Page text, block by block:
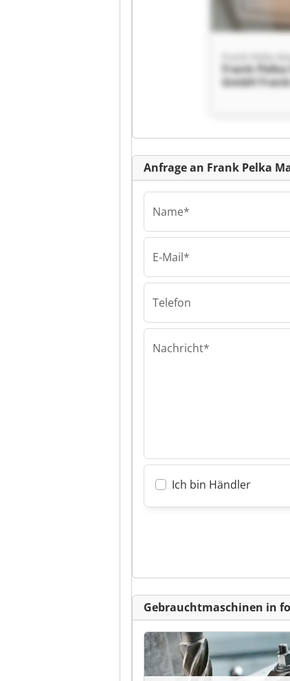
Frank
GmbH
GmbH
Anfrage an Frank Pelka
Name*
E-Mail*
Telefon
Nachricht*
Ich bin Händler
Gebrauchtmaschinen in